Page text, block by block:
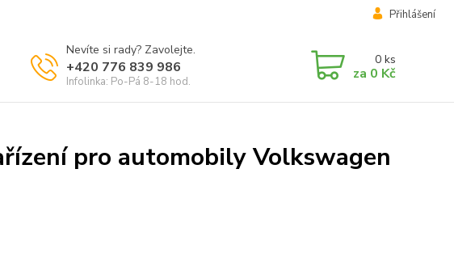
Přihlášení
Nevíte si rady? Zavolejte.
+420 776 839 986
Infolinka: Po-Pá 8-18 hod.
0 ks
za 0 Kč
pro automobily Volkswagen